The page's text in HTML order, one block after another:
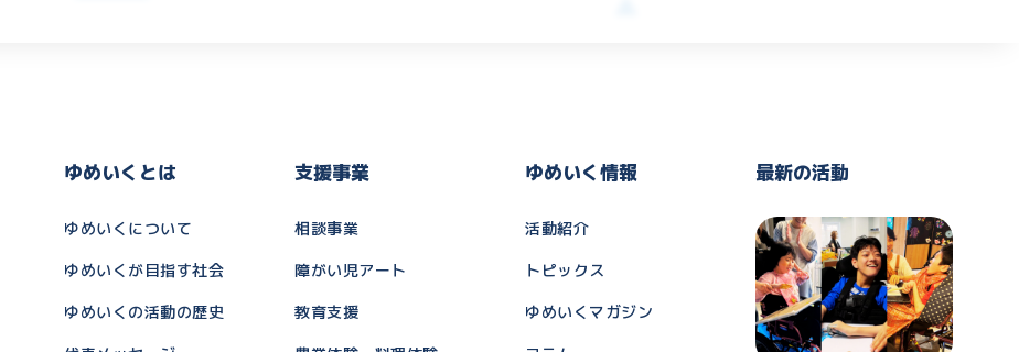
ゆめいくとは
ゆめいくについて
ゆめいくが目指す社会
ゆめいくの活動の歴史
支援事業
相談事業
障がい児アート
教育支援
ゆめいく情報
活動紹介
トピックス
ゆめいくマガジン
最新の活動